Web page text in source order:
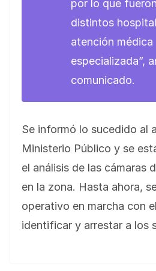
por lo que
distintos
atención médica
especializada”,
comunicado.
Se informó lo sucedido al
Ministerio Público y se
el análisis de las cámaras
en la zona. Hasta ahora,
operativo en marcha con
identificar y arrestar a los